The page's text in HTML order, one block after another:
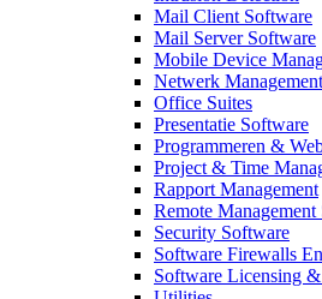
Mail Client Software
Mail Server Software
Mobile Device
Netwerk Management
Office Suites
Presentatie Software
Programmeren &
Project & Time
Rapport Management
Remote
Security Software
Software Firewalls
Software Licensing